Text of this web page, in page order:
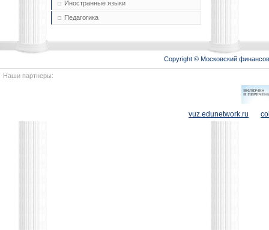
Иностранные языки
Педагогика
Copyright © Московский
Наши партнеры:
vuz.edunetwork.ru